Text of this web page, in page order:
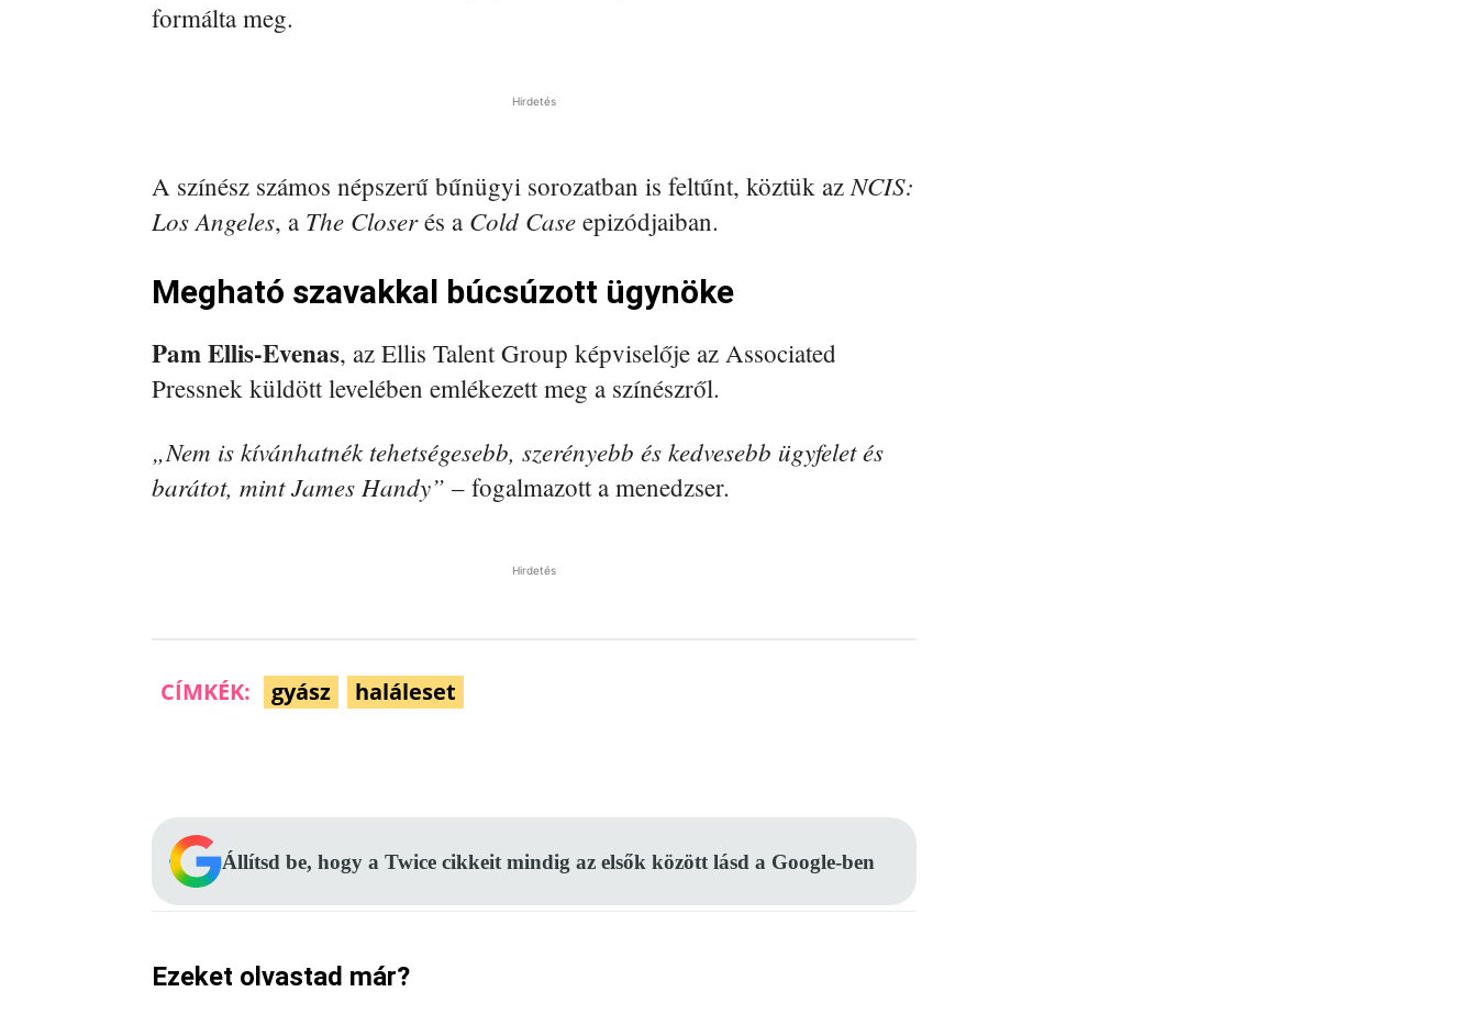
formálta meg.
Hirdetés
A színész számos népszerű bűnügyi sorozatban is feltűnt, köztük azNCIS:
Los Angeles, a The Closerés a Cold Case epizódjaiban.
Megható szavakkal búcsúzott ügynöke
Pam Ellis-Evenas, az Ellis Talent Group képviselője az Associated
Pressnek küldött levelében emlékezett meg a színészről.
„Nem is kívánhatnék tehetségesebb, szerényebb és kedvesebb ügyfelet és
barátot, mint James Handy” – fogalmazott a menedzser.
Hirdetés
CÍMKÉK: gyász haláleset
Állítsd be, hogy a Twice cikkeit mindig az elsők között lásd a Google-ben
Ezeket olvastad már?